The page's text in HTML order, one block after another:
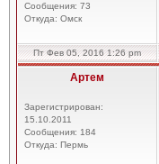
Сообщения: 73
Откуда: Омск
Пт Фев 05, 2016 1:26 pm
Артем
Зарегистрирован:
15.10.2011
Сообщения: 184
Откуда: Пермь